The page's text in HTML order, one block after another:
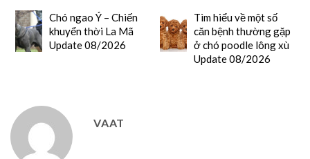
Chó ngao Ý – Chiến
khuyển thời La Mã
Update 08/2026
Tìm hiểu về một số
căn bệnh thường gặp
ở chó poodle lông xù
Update 08/2026
VAAT